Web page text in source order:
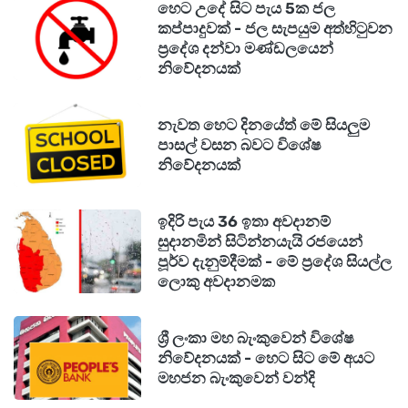
පුවක්පිටිය තුම්මෝදර හංදිය, සීතාවක උද්භිත
උද්‍යානය මෙන්ම යටියන්තොට ප්‍රදේශයේ ඇතැම්
ස්ථාන ජලයෙන් යටවී පවතී.
හංවැල්ල නිට්ටඹුව ප්‍රධාන මාර්ගය පූගොඩ
නගරයෙන් යටවීමෙන් රථවාහන ධාවනයට බාධා
එල්ල වුණි.
පවතින අධික වර්ෂාපතනය හමුවේ අත්තනගලු ඔය
ආශ්‍රිතව ඉදිරි පැය 24 තුළ සුළු ගංවතුර තත්ත්වයක්
ඇතිවිය හැකි බව වාරිමාර්ග දෙපාර්තමේන්තුව
පවසයි.
ඒ අනුව දූනමලේ මිනුම් මධ්‍යස්ථානයට අනුව
හෙට උදේ සිට පැය 5ක ජල
කප්පාදුවක් - ජල සැපයුම අත්හිටුවන
ප්‍රදේශ දන්වා මණ්ඩලයෙන්
නිවේදනයක්
නැවත හෙට දිනයේත් මේ සියලුම
පාසල් වසන බවට විශේෂ
නිවේදනයක්
ඉදිරි පැය 36 ඉතා අවදානම්
සුදානමින් සිටින්නයැයි රජයෙන්
පූර්ව දැනුම්දීමක් - මේ ප්‍රදේශ සියල්ල
ලොකු අවදානමක
ශ්‍රී ලංකා මහ බැංකුවෙන් විශේෂ
නිවේදනයක් - හෙට සිට මේ අයට
මහජන බැංකුවෙන් වන්දි